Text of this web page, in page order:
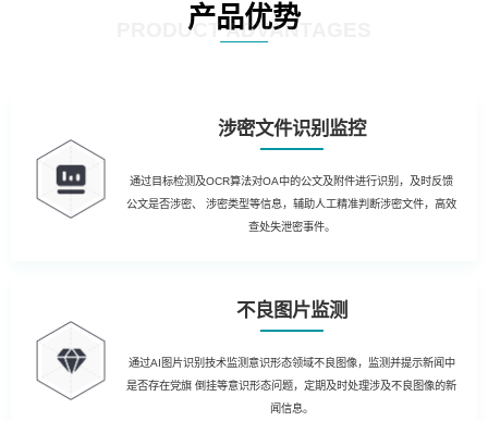
产品优势
PRODUCT ADVANTAGES
涉密文件识别监控
通过目标检测及OCR算法对OA中的公文及附件进行识别，及时反馈
公文是否涉密、 涉密类型等信息，辅助人工精准判断涉密文件，高效
查处失泄密事件。
不良图片监测
通过AI图片识别技术监测意识形态领域不良图像，监测并提示新闻中
是否存在党旗 倒挂等意识形态问题，定期及时处理涉及不良图像的新
闻信息。